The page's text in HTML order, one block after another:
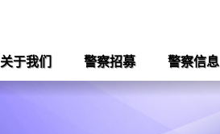
关于我们 警察招募 警察信息